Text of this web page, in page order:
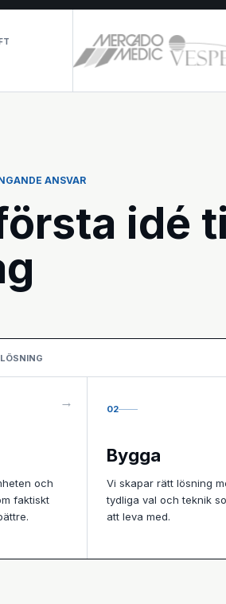
ANSVAR
idé
och
faktiskt
02
Bygga
Vi skapar rätt lösning
tydliga val och teknik
att leva med.